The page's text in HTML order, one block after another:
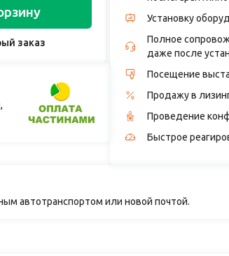
заказ
Установку
Полное
даже после
Посещение
Продажу в
Проведение
Быстрое
автотранспортом или новой почтой.